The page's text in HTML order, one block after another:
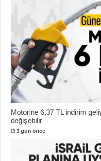
Motorine 6,37 TL indirim
değişebilir
3 gün önce